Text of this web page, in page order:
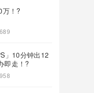
万！?
」10分钟出12
即走！?